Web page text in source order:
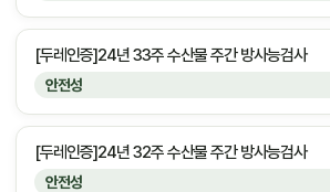
안전성
[두레인증]24년 33주 수산물 주간 방사능검사
안전성
[두레인증]24년 32주 수산물 주간 방사능검사